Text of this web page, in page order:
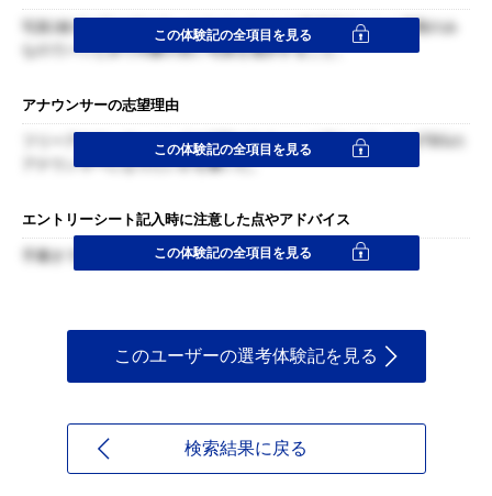
写真1枚ずつ貼り付ける。このインターンは動画提出もなく書類のみ
なのでパッとみて印象の良い写真を選択すること。
この体験記の全項目を見る
アナウンサーの志望理由
フリーアナウンサーとしての活動があることを踏まえて、なぜTBSの
アナウンサーになりたいかを書いた。
この体験記の全項目を見る
エントリーシート記入時に注意した点やアドバイス
手書きで記入欄も小さい。丁寧に書くことを意識した。
この体験記の全項目を見る
このユーザーの選考体験記を見る
検索結果に戻る